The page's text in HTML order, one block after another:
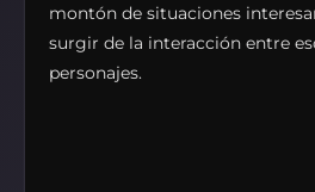
montón de situaciones
surgir de la interacción entre
personajes.